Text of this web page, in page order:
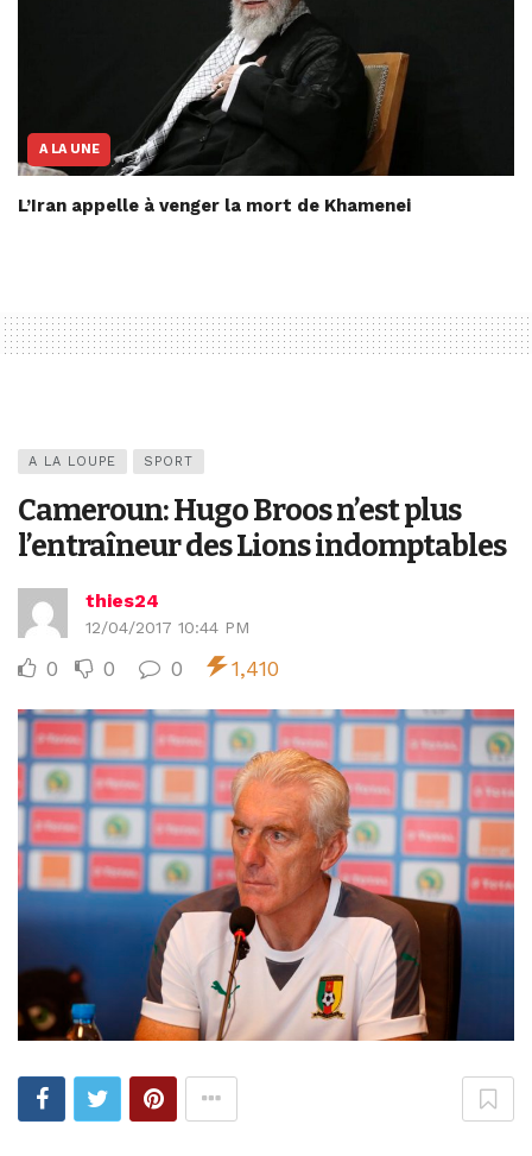
A LA UNE
L’Iran appelle à venger la mort de Khamenei
A LA LOUPE SPORT
Cameroun: Hugo Broos n’est plus
l’entraîneur des Lions indomptables
thies24
12/04/2017 10:44 PM
0 0 0 1,410